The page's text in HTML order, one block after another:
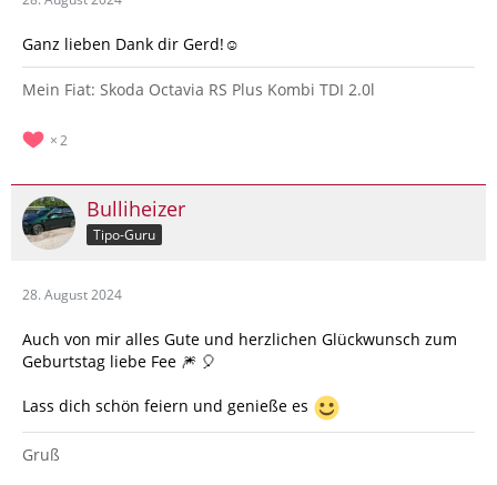
Ganz lieben Dank dir Gerd!☺️
Mein Fiat: Skoda Octavia RS Plus Kombi TDI 2.0l
2
Bulliheizer
Tipo-Guru
28. August 2024
Auch von mir alles Gute und herzlichen Glückwunsch zum
Geburtstag liebe Fee 🎆 🎈
Lass dich schön feiern und genieße es
Gruß